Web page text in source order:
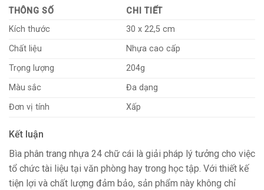
THÔNG SỐ
CHI TIẾT
Kích thước
30 x 22,5 cm
Chất liệu
Nhựa cao cấp
Trọng lượng
204g
Màu sắc
Đa dạng
Đơn vị tính
Xấp
Kết luận
Bìa phân trang nhựa 24 chữ cái là giải pháp lý tưởng cho việc
tổ chức tài liệu tại văn phòng hay trong học tập. Với thiết kế
tiện lợi và chất lượng đảm bảo, sản phẩm này không chỉ